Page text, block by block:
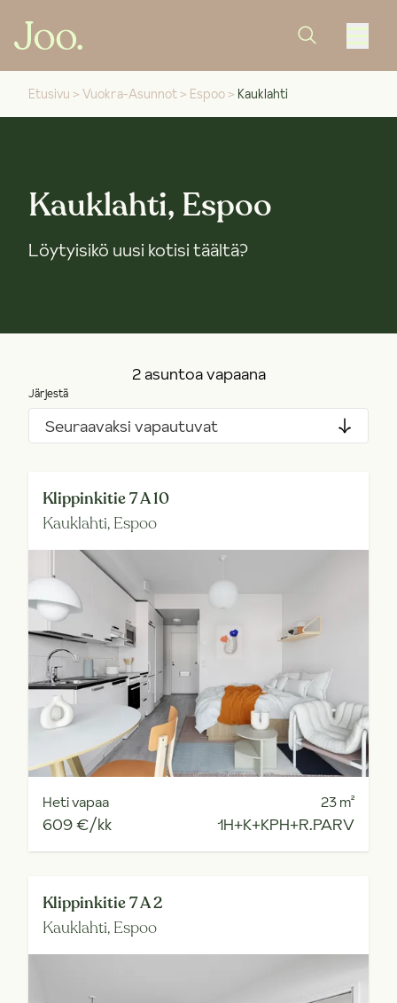
Etusivu > Vuokra-Asunnot > Espoo > Kauklahti
Kauklahti, Espoo
Löytyisikö uusi kotisi täältä?
2 asuntoa vapaana
Järjestä
Seuraavaksi vapautuvat
Klippinkitie 7 A 10
Kauklahti, Espoo
Heti vapaa
609 €/kk
23m²
1H+K+KPH+R.PARV
Klippinkitie 7 A 2
Kauklahti, Espoo